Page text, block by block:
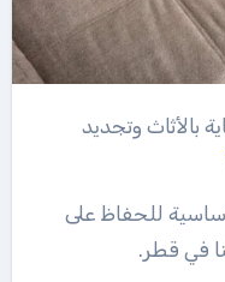
بالأثاث وتجديد
للحفاظ على
في قطر.